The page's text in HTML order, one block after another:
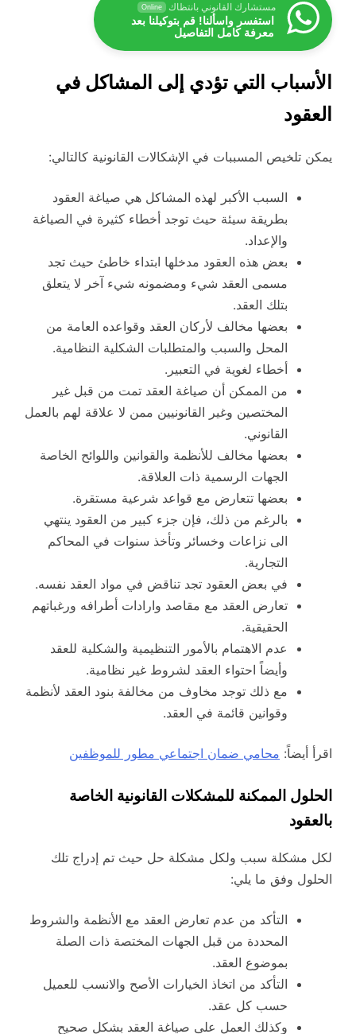
مستشارك القانوني بانتظاك Online
استفسر واسألنا! قم بتوكيلنا بعد
معرفة كامل التفاصيل
الأسباب التي تؤدي إلى المشاكل في
العقود
يمكن تلخيص المسببات في الإشكالات القانونية كالتالي:
السبب الأكبر لهذه المشاكل هي صياغة العقود
بطريقة سيئة حيث توجد أخطاء كثيرة في الصياغة
والإعداد.
بعض هذه العقود مدخلها ابتداء خاطئ حيث تجد
مسمى العقد شيء ومضمونه شيء آخر لا يتعلق
بتلك العقد.
بعضها مخالف لأركان العقد وقواعده العامة من
المحل والسبب والمتطلبات الشكلية النظامية.
أخطاء لغوية في التعبير.
من الممكن أن صياغة العقد تمت من قبل غير
المختصين وغير القانونيين ممن لا علاقة لهم بالعمل
القانوني.
بعضها مخالف للأنظمة والقوانين واللوائح الخاصة
الجهات الرسمية ذات العلاقة.
بعضها تتعارض مع قواعد شرعية مستقرة.
بالرغم من ذلك، فإن جزء كبير من العقود ينتهي
الى نزاعات وخسائر وتأخذ سنوات في المحاكم
التجارية.
في بعض العقود تجد تناقض في مواد العقد نفسه.
تعارض العقد مع مقاصد وارادات أطرافه ورغباتهم
الحقيقية.
عدم الاهتمام بالأمور التنظيمية والشكلية للعقد
وأيضاً احتواء العقد لشروط غير نظامية.
مع ذلك توجد مخاوف من مخالفة بنود العقد لأنظمة
وقوانين قائمة في العقد.
اقرأ أيضاً: محامي ضمان اجتماعي مطور للموظفين
الحلول الممكنة للمشكلات القانونية الخاصة
بالعقود
لكل مشكلة سبب ولكل مشكلة حل حيث تم إدراج تلك
الحلول وفق ما يلي:
التأكد من عدم تعارض العقد مع الأنظمة والشروط
المحددة من قبل الجهات المختصة ذات الصلة
بموضوع العقد.
التأكد من اتخاذ الخيارات الأصح والانسب للعميل
حسب كل عقد.
وكذلك العمل على صياغة العقد بشكل صحيح